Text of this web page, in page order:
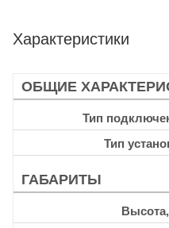
Характеристики
ОБЩИЕ
Тип
Тип
ГАБАРИТЫ